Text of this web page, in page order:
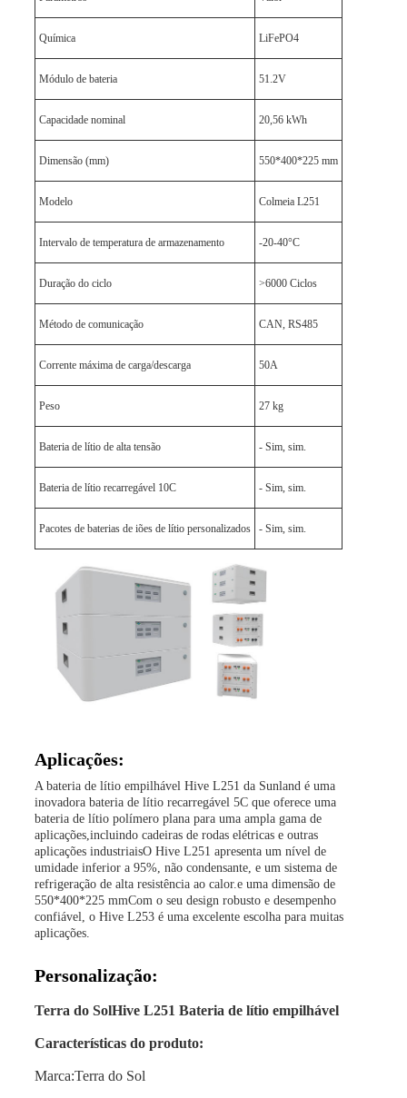
Química LiFePO4
Módulo de bateria 51.2V
Capacidade nominal 20,56 kWh
Dimensão (mm) 550*400*225 mm
Modelo Colmeia L251
Intervalo de temperatura de armazenamento -20-40°C
Duração do ciclo >6000 Ciclos
Método de comunicação CAN, RS485
Corrente máxima de carga/descarga 50A
Peso 27 kg
Bateria de lítio de alta tensão - Sim, sim.
Bateria de lítio recarregável 10C - Sim, sim.
Pacotes de baterias de iões de lítio personalizados - Sim, sim.
Aplicações:
A bateria de lítio empilhável Hive L251 da Sunland é uma
inovadora bateria de lítio recarregável 5C que oferece uma
bateria de lítio polímero plana para uma ampla gama de
aplicações,incluindo cadeiras de rodas elétricas e outras
aplicações industriaisO Hive L251 apresenta um nível de
umidade inferior a 95%, não condensante, e um sistema de
refrigeração de alta resistência ao calor.e uma dimensão de
550*400*225 mmCom o seu design robusto e desempenho
confiável, o Hive L253 é uma excelente escolha para muitas
aplicações.
Personalização:
Terra do SolHive L251 Bateria de lítio empilhável
Características do produto:
Marca:Terra do Sol